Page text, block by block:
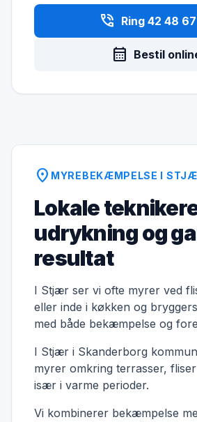
phone_in_talk Ring 42 48
calendar_month Bestil
location_on MYREBEKÆMPELSE I
Lokale
udrykning og
resultat
I Stjær ser vi ofte myrer ved
eller inde i køkken og
med både bekæmpelse og
I Stjær i Skanderborg
myrer omkring terrasser,
især i varme perioder.
Vi kombinerer bekæmpelse